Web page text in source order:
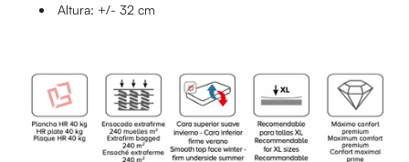
Altura: +/- 32 cm